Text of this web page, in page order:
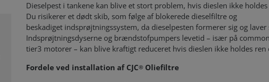
Dieselpest i tankene kan blive et stort problem, hvis dieslen ikke
Du risikerer et dødt skib, som følge af blokerede dieselfiltre og
beskadiget indsprøjtningssystem, da dieselpesten formerer sig og laver
Indsprøjtningsdyserne og brændstofpumpers levetid – især på
tier3 motorer – kan blive kraftigt reduceret hvis dieslen ikke holdes ren
Fordele ved installation af CJC® Oliefiltre